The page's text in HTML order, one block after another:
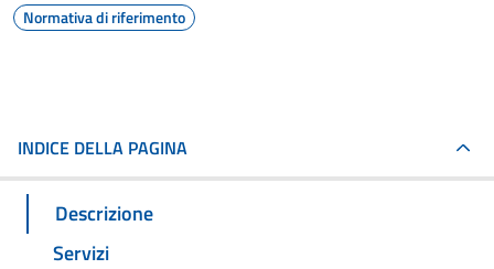
Normativa di riferimento
INDICE DELLA PAGINA
Descrizione
Servizi